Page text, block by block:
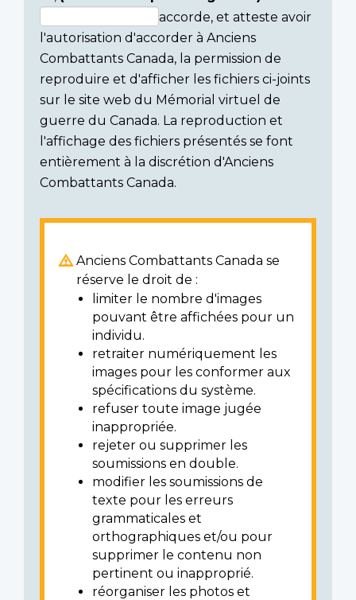
Consent
section
accorde, et atteste avoir
l'autorisation d'accorder à Anciens
Combattants Canada, la permission de
reproduire et d'afficher les fichiers ci-joints
sur le site web du Mémorial virtuel de
guerre du Canada. La reproduction et
l'affichage des fichiers présentés se font
entièrement à la discrétion d'Anciens
Combattants Canada.
Anciens Combattants Canada se
réserve le droit de :
limiter le nombre d'images
pouvant être affichées pour un
individu.
retraiter numériquement les
images pour les conformer aux
spécifications du système.
refuser toute image jugée
inappropriée.
rejeter ou supprimer les
soumissions en double.
modifier les soumissions de
texte pour les erreurs
grammaticales et
orthographiques et/ou pour
supprimer le contenu non
pertinent ou inapproprié.
réorganiser les photos et